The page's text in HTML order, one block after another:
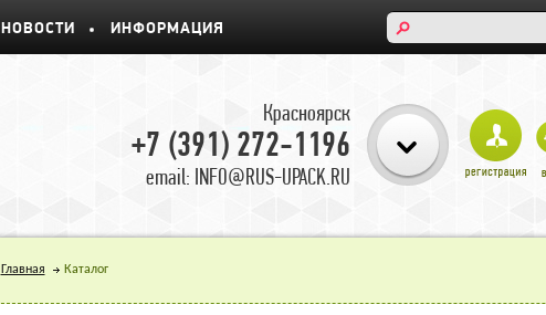
НОВОСТИ ИНФОРМАЦИЯ
Красноярск
+7 (391) 272-1196
email: INFO@RUS-UPACK.RU
Главная Каталог